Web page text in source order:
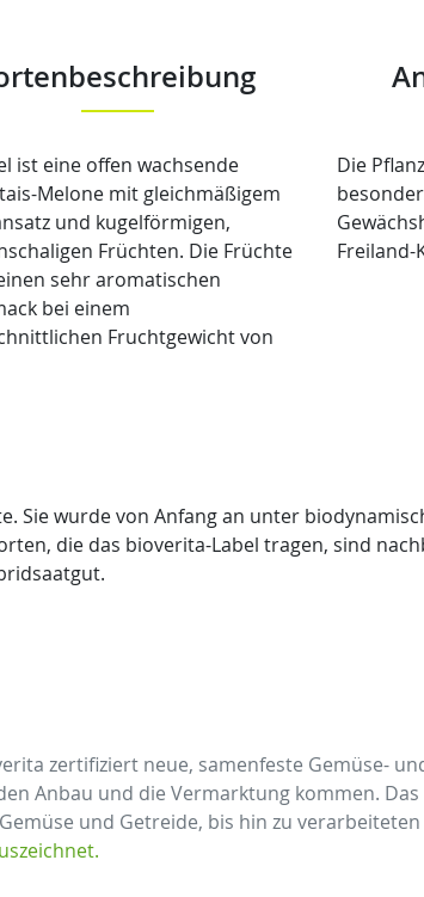
ist eine offen wachsende
Melone mit gleichmäßigem
und kugelförmigen,
Früchten. Die Früchte
sehr aromatischen
bei einem
Fruchtgewicht von
Die
Sie wurde von Anfang an unter
die das bioverita-Label tragen, sind
zertifiziert neue, samenfeste Gemüse-
Anbau und die Vermarktung kommen.
und Getreide, bis hin zu